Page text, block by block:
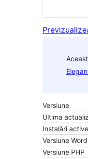
Versiune
Ultima
Instalări active
Versiune
Versiune PHP